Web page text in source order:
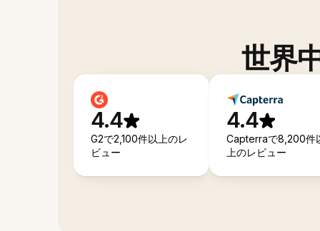
世界
4.4
G2で2,100件以上のレ
ビュー
4.4
Capterraで8,200件
上のレビュー